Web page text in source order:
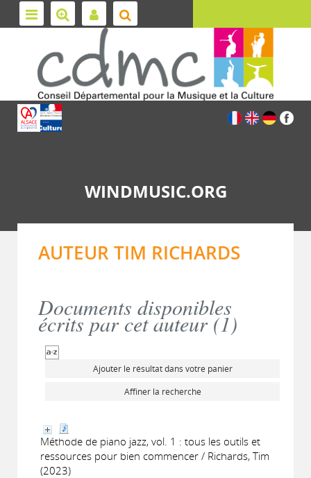
WINDMUSIC.ORG
AUTEUR TIM RICHARDS
Documents disponibles
écrits par cet auteur (1)
Ajouter le résultat dans votre panier
Affiner la recherche
Méthode de piano jazz, vol. 1 : tous les outils et
ressources pour bien commencer / Richards, Tim
(2023)